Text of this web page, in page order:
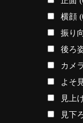
横顔
振り
後ろ
カメ
よそ
見上
見下